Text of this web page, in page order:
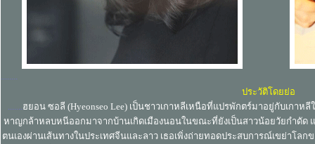
........
ประวัติโดยย่อ
.......ฮยอน ซอลี (Hyeonseo Lee) เป็นชาวเกาหลีเหนือที่แปรพักตร์มาอยู่กับเกา
หาญกล้าหลบหนีออกมาจากบ้านเกิดเมืองนอนในขณะที่ยังเป็นสาวน้อยวัยกำดัด
ตนเองผ่านเส้นทางในประเทศจีนและลาว เธอเพิ่งถ่ายทอดประสบการณ์เขย่าโล